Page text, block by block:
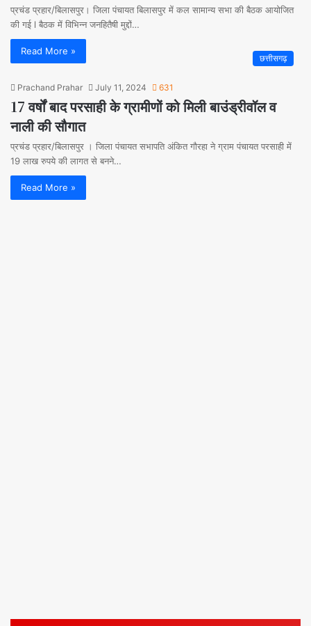
प्रचंड प्रहार/बिलासपुर। जिला पंचायत बिलासपुर में कल सामान्य सभा की बैठक आयोजित
की गई l बैठक में विभिन्न जनहितैषी मुद्दों…
Read More »
छत्तीसगढ़
Prachand Prahar July 11, 2024 631
17 वर्षों बाद परसाही के ग्रामीणों को मिली बाउंड्रीवॉल व
नाली की सौगात
प्रचंड प्रहार/बिलासपुर । जिला पंचायत सभापति अंकित गौरहा ने ग्राम पंचायत परसाही में
19 लाख रुपये की लागत से बनने…
Read More »